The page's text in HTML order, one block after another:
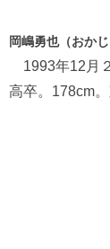
岡嶋勇也（おか
1993年12月
高卒。178cm